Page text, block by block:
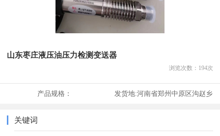
山东枣庄液压油压力检测变送器
浏览次数： 194次
产品规格： 发货地:河南省郑州中原区沟赵乡
关键词